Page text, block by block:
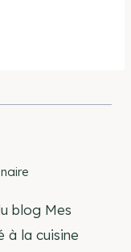
blog Mes
à la cuisine